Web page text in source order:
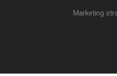
Marketing